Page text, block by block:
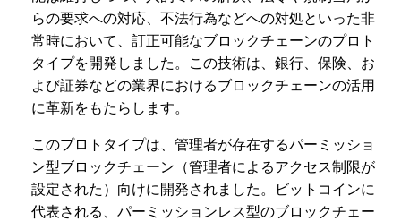
らの要求への対応、不法行為などへの対処といった非
常時において、訂正可能なブロックチェーンのプロト
タイプを開発しました。この技術は、銀行、保険、お
よび証券などの業界におけるブロックチェーンの活用
に革新をもたらします。
このプロトタイプは、管理者が存在するパーミッショ
ン型ブロックチェーン（管理者によるアクセス制限が
設定された）向けに開発されました。ビットコインに
代表される、パーミッションレス型のブロックチェー